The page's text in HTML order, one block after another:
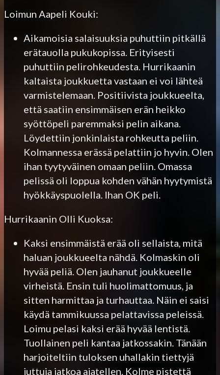
Loimun Aapeli Kouki:
Aikamoisia salaisuuksia puhuttiin pitkällä
erätauolla pukukopissa. Erityisesti
puhuttiin pelirohkeudesta. Hurrikaanin
kaltaista joukkuetta vastaan ei voi lähteä
varmistelemaan. Positiivista joukkueelta,
että saatiin ensimmäisen erän heikko
syöttöpeli paremmaksi pelin aikana.
Löydettiin jonkinlaista rohkeutta peliin.
Kolmannessa erässä pelattiin jo hyvin. Olen
ihan tyytyväinen omaan peliin. Omassa
pelissä oli loppua kohden vähän hyytymistä
hyökkäyspuolella. Ihan OK peli.
Hurrikaanin Olli Kuoksa:
Kaksi ensimmäistä erää oli sellaista, mitä
haluan joukkueelta nähdä. Kolmaskin oli
hyvää peliä. Olen jauhanut joukkueelle
virheistä. Ensin tuli huolimattomuus, ja
sitten harmittaa ja turhauttaa. Näin ei saisi
käydä tammikuussa pelattavissa peleissä.
Loimu pelasi kaksi erää hyvää lentistä.
Tuollainen peli kantaa jatkossakin. Tänään
harjoiteltiin tuloksen uhallakin tiettyjä
juttuja jatkoa ajatellen. Kolme pistettä